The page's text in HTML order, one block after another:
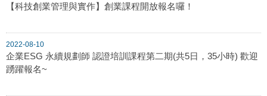
【科技創業管理與實作】創業課程開放報名囉！
2022-08-10
企業ESG 永續規劃師 認證培訓課程第二期(共5日，35小時) 歡迎
踴躍報名~